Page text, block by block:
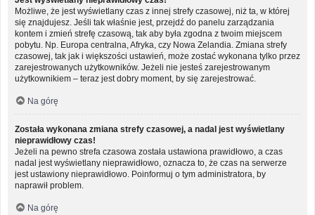
Możliwe, że jest wyświetlany czas z innej strefy czasowej, niż ta, w której
się znajdujesz. Jeśli tak właśnie jest, przejdź do panelu zarządzania
kontem i zmień strefę czasową, tak aby była zgodna z twoim miejscem
pobytu. Np. Europa centralna, Afryka, czy Nowa Zelandia. Zmiana strefy
czasowej, tak jak i większości ustawień, może zostać wykonana tylko przez
zarejestrowanych użytkowników. Jeżeli nie jesteś zarejestrowanym
użytkownikiem – teraz jest dobry moment, by się zarejestrować.
Na górę
Została wykonana zmiana strefy czasowej, a nadal jest wyświetlany
nieprawidłowy czas!
Jeżeli na pewno strefa czasowa została ustawiona prawidłowo, a czas
nadal jest wyświetlany nieprawidłowo, oznacza to, że czas na serwerze
jest ustawiony nieprawidłowo. Poinformuj o tym administratora, by
naprawił problem.
Na górę